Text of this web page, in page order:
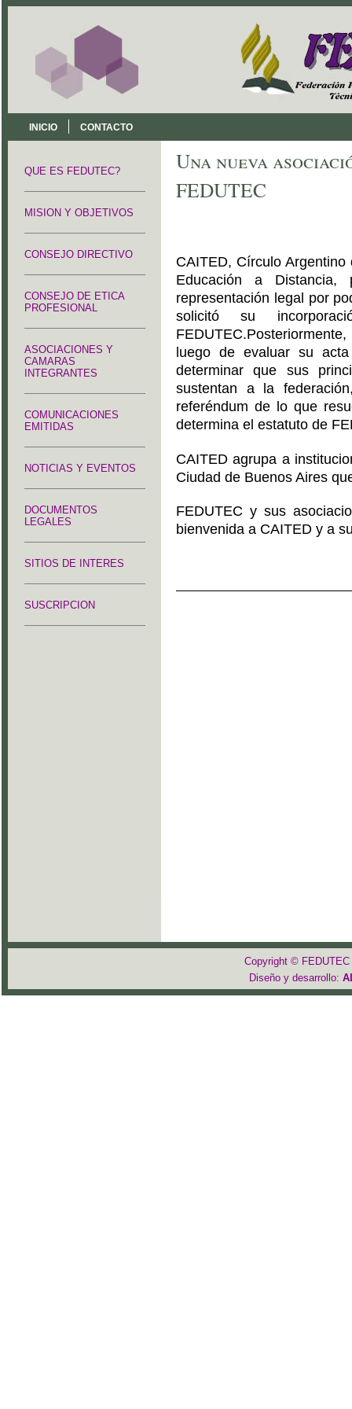
INICIO CONTACTO
QUE ES FEDUTEC?
MISION Y OBJETIVOS
CONSEJO DIRECTIVO
CONSEJO DE ETICA
PROFESIONAL
ASOCIACIONES Y
CAMARAS
INTEGRANTES
COMUNICACIONES
EMITIDAS
NOTICIAS Y EVENTOS
DOCUMENTOS
LEGALES
SITIOS DE INTERES
SUSCRIPCION
Una nueva
FEDUTEC
CAITED, Círculo
Educación a
representación legal por
solicitó su
FEDUTEC.
luego de evaluar su
determinar que sus
sustentan a la
referéndum de lo que
determina el estatuto de
CAITED agrupa a
Ciudad de Buenos Aires
FEDUTEC y sus
bienvenida a CAITED y a
Copyright ©
Diseño y desarrollo: